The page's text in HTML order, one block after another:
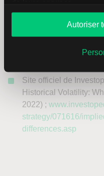
Autoriser
Sources
Natenberg, Sheldon :
Advanced Trading
Site officiel de
Historical Volatility:
2022) ;
strategy/071616/
differences.asp